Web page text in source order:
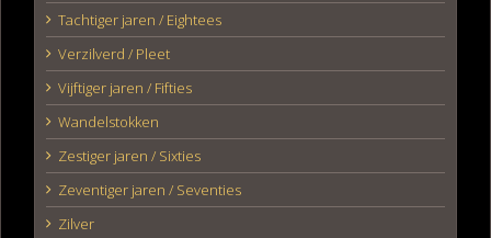
Tachtiger jaren / Eightees
Verzilverd / Pleet
Vijftiger jaren / Fifties
Wandelstokken
Zestiger jaren / Sixties
Zeventiger jaren / Seventies
Zilver